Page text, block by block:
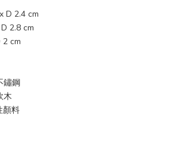
D 2.4 cm
2.8 cm
2 cm
鏽鋼
木
顏料